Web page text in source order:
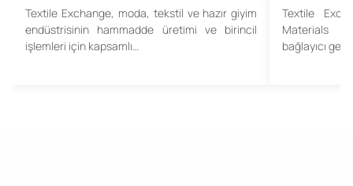
Textile Exchange, moda, tekstil ve hazır giyim
endüstrisinin hammadde üretimi ve birincil
işlemleri için kapsamlı…
Textile
Materials
bağlayıcı